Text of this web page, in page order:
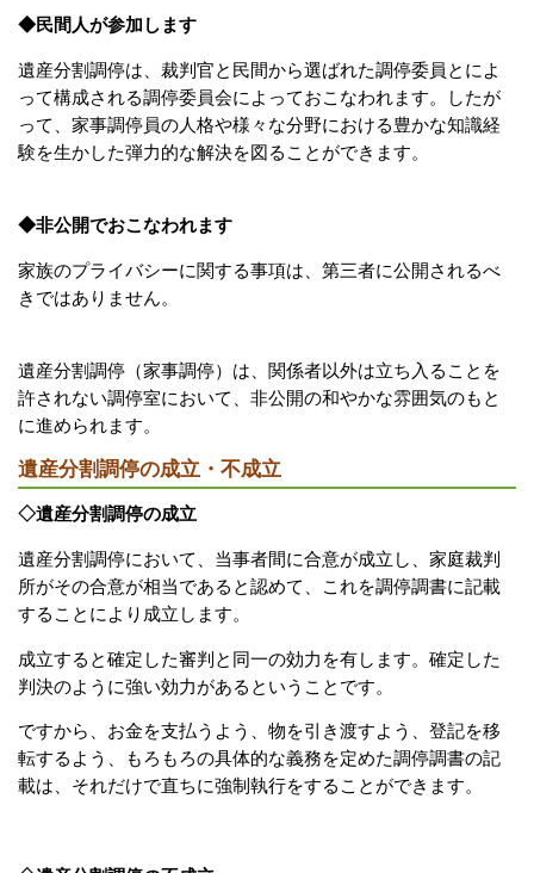
◆民間人が参加します
遺産分割調停は、裁判官と民間から選ばれた調停委員とによ
って構成される調停委員会によっておこなわれます。
したが
って、家事調停員の人格や様々な分野における豊かな知識経
験を生かした弾力的な解決を図ることができます。
◆非公開でおこなわれます
家族のプライバシーに関する事項は、第三者に公開されるべ
きではありません。
遺産分割調停（家事調停）は、関係者以外は立ち入ることを
許されない調停室において、非公開の和やかな雰囲気のもと
に進められます。
遺産分割調停の成立・不成立
◇遺産分割調停の成立
遺産分割調停において、当事者間に合意が成立し、家庭裁判
所がその合意が相当であると認めて、これを調停調書に記載
することにより成立します。
成立すると確定した審判と同一の効力を有します。確定した
判決のように強い効力があるということです。
ですから、お金を支払うよう、物を引き渡すよう、登記を移
転するよう、もろもろの具体的な義務を定めた調停調書の記
載は、それだけで直ちに強制執行をすることができます。